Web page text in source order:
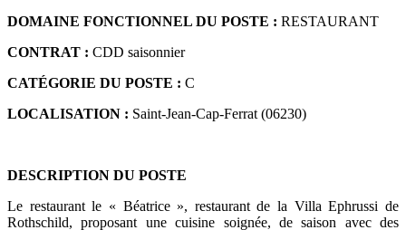
DOMAINE FONCTIONNEL DU POSTE : RESTAURANT
CONTRAT : CDD saisonnier
CATÉGORIE DU POSTE : C
LOCALISATION : Saint-Jean-Cap-Ferrat (06230)
DESCRIPTION DU POSTE
Le restaurant le « Béatrice », restaurant de la Villa Ephrussi de
Rothschild, proposant une cuisine soignée, de saison avec des